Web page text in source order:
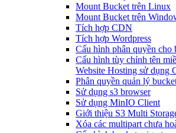
Mount Bucket trên Linux
Mount Bucket trên
Tích hợp CDN
Tích hợp Wordpress
Cấu hình phân quyền cho
Cấu hình tùy chỉnh tên
Website Hosting sử dụng
Phân quyền quản lý
Sử dụng s3 browser
Sử dụng MinIO Client
Giới thiệu S3 Multi
Xóa các multipart chưa